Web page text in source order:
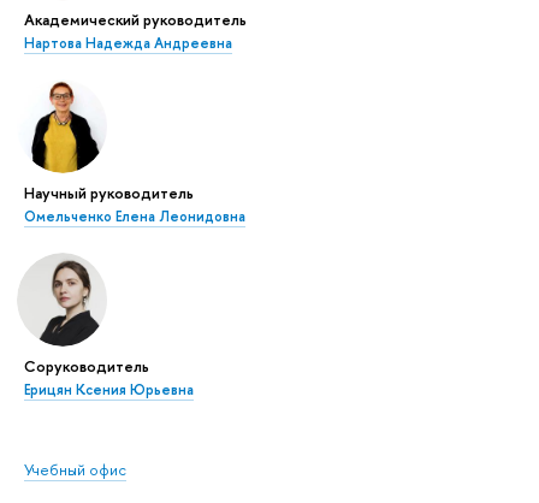
Академический руководитель
Нартова Надежда Андреевна
Научный руководитель
Омельченко Елена Леонидовна
Соруководитель
Ерицян Ксения Юрьевна
Учебный офис